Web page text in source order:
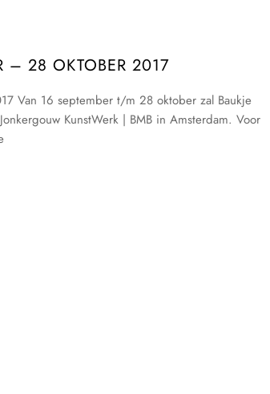
– 28 OKTOBER 2017
Van 16 september t/m 28 oktober zal Baukje
KunstWerk | BMB in Amsterdam. Voor